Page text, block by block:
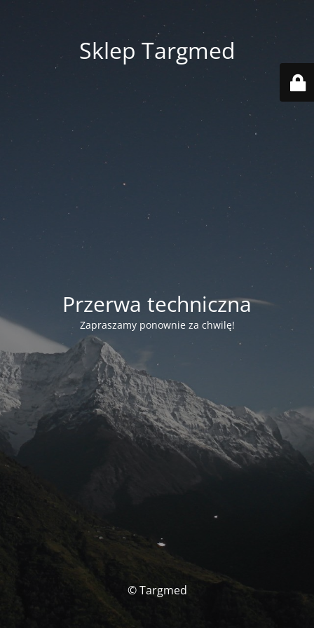
Sklep Targmed
Przerwa techniczna
Zapraszamy ponownie za chwilę!
© Targmed